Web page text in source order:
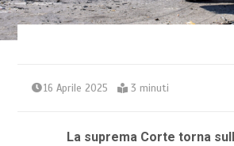
16 Aprile 2025 3 minuti
La suprema Corte torna